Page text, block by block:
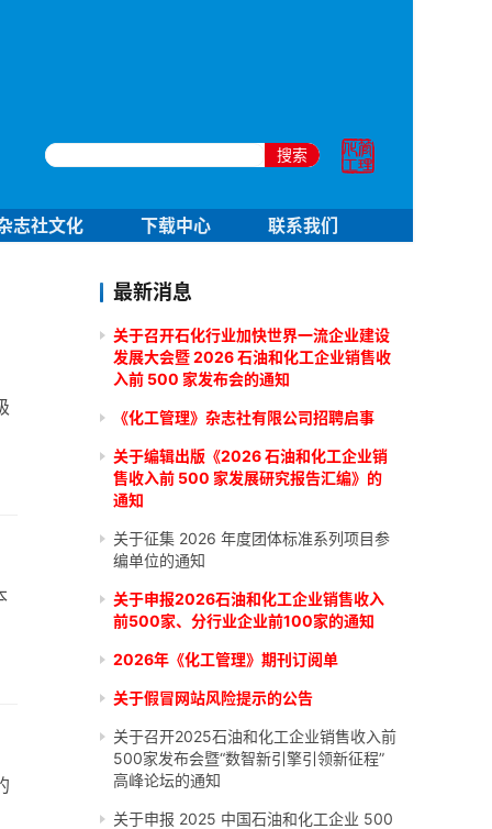
搜索
志社文化 下载中心 联系我们
最新消息
关于召开石化行业加快世界一流企业建设
发展大会暨 2026 石油和化工企业销售收
入前 500 家发布会的通知
《化工管理》杂志社有限公司招聘启事
关于编辑出版《2026 石油和化工企业销
售收入前 500 家发展研究报告汇编》的
通知
关于征集 2026 年度团体标准系列项目参
编单位的通知
关于申报2026石油和化工企业销售收入
前500家、分行业企业前100家的通知
2026年《化工管理》期刊订阅单
关于假冒网站风险提示的公告
关于召开2025石油和化工企业销售收入前
500家发布会暨“数智新引擎引领新征程”
高峰论坛的通知
关于申报 2025 中国石油和化工企业 500